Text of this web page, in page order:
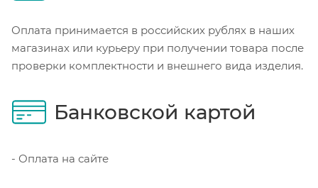
Оплата принимается в российских рублях в наших
магазинах или курьеру при получении товара после
проверки комплектности и внешнего вида изделия.
Банковской картой
- Оплата на сайте